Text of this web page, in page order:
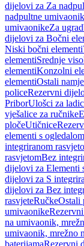
dijelovi za Za
nadpultne
umivaonikeZa
dijelovi za Bočni
Niski bočni elementi
elementiSrednje
elementiKonzolni
elementiOstali
policeRezervni
PriborUlošci za
vješalice za ručnike
pločeUtičnice
elementi s ogledalom
integriranom
rasvjetomBez
dijelovi za Elementi
dijelovi za S
dijelovi za Bez
rasvjeteRučkeOstali
umivaonike
na umivaonik,
umivaonik, mrežno
baterijamaRezervni